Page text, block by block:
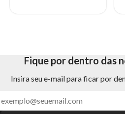
Fique por dentro das
Insira seu e-mail para ficar por